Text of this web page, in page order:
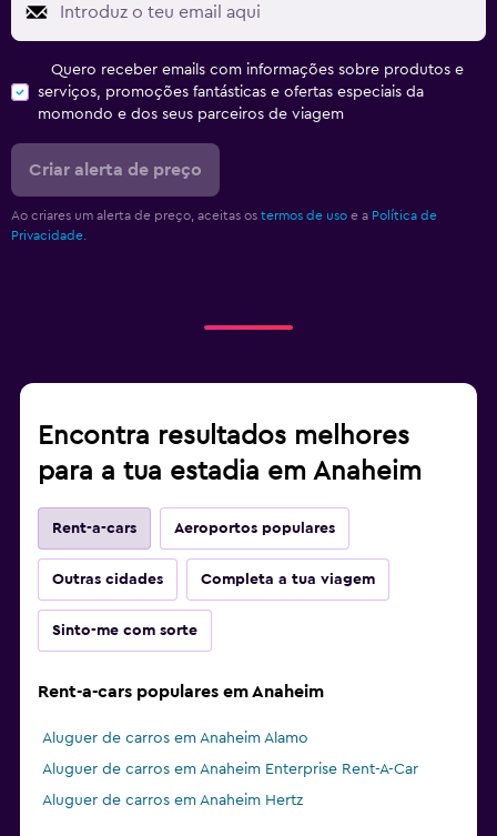
Quero receber emails com informações sobre produtos e
serviços, promoções fantásticas e ofertas especiais da
momondo e dos seus parceiros de viagem
Criar alerta de preço
Ao criares um alerta de preço, aceitas os termos de uso e a Política de
Privacidade.
Encontra resultados melhores
para a tua estadia em Anaheim
Rent-a-cars Aeroportos populares
Outras cidades Completa a tua viagem
Sinto-me com sorte
Rent-a-cars populares em Anaheim
Aluguer de carros em Anaheim Alamo
Aluguer de carros em Anaheim Enterprise Rent-A-Car
Aluguer de carros em Anaheim Hertz